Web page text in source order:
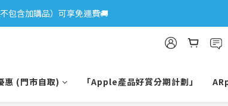
購
購
(門市自取) 「Apple產品好賞分期計劃」